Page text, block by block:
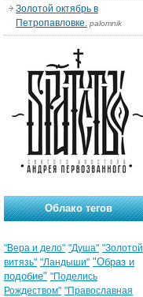
Золотой октябрь в
Петропавловке. palomnik
Облако тегов
"Вера и дело" "Душа" "Золотой
витязь" "Ландыши" "Образ и
подобие" "Поделись
Рождеством" "Православная